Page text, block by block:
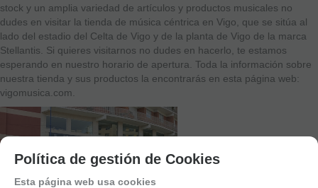
stock y un amplia variedad de artículos y productos musicales no
dudes en visitar la tienda de música céntrica en Vigo, que se sitúa al
lado del estadio del Celta de Vigo y de la planta de Vigo de la marca
Stellantis. Si quieres visitarnos no dudes en hacerlo, te estamos
esperando en nuestro horario de apertura. Toda la información sobre
nuestra tienda y sus productos la encontrarás en esta página web:
vigomusica.com.
Política de gestión de Cookies
Esta página web usa cookies